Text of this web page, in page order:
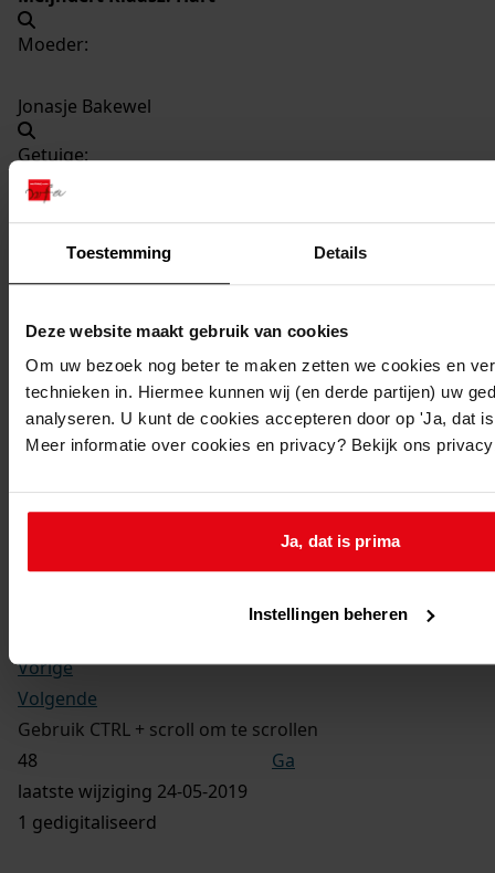
Toestemming Details
Deze website maakt gebruik van cookies
Om uw bezoek nog beter te maken zetten we cookies en
technieken in. Hiermee kunnen wij (en derde partijen) uw
analyseren. U kunt de cookies accepteren door op 'Ja, dat
Meer informatie over cookies en privacy? Bekijk ons
Ja, dat is prima
Instellingen beheren
Moeder:
Jonasje Bakewel
Getuige:
Maartje Hart
Kerkelijke gezindte:
Toegangsnummer:
1702-09 Doop-, trouw- en begraafboeken Enkhuizen,
1581-1910
Inventarisnummer :
13
181.
Dit bestand is nog niet gecontroleerd op volledigheid
Vorige
Volgende
Gebruik CTRL + scroll om te scrollen
Ga
laatste wijziging 24-05-2019
1 gedigitaliseerd